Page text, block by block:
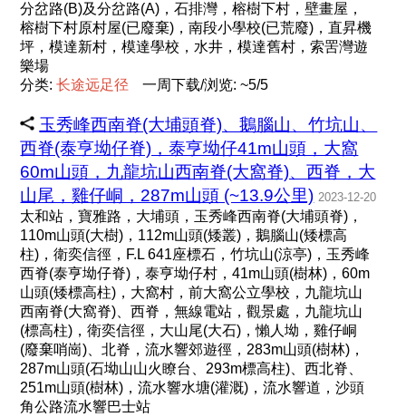
分岔路(B)及分岔路(A)，石排灣，榕樹下村，壁畫屋，
榕樹下村原村屋(已廢棄)，南段小學校(已荒廢)，直昇機
坪，模達新村，模達學校，水井，模達舊村，索罟灣遊
樂場
分类:长途远足径 一周下载/浏览: ~5/5
玉秀峰西南脊(大埔頭脊)、鵝腦山、竹坑山、
西脊(泰亨坳仔脊)，泰亨坳仔41m山頭，大窩
60m山頭，九龍坑山西南脊(大窩脊)、西脊，大
山尾，雞仔峒，287m山頭 (~13.9公里) 2023-12-20
太和站，寶雅路，大埔頭，玉秀峰西南脊(大埔頭脊)，
110m山頭(大樹)，112m山頭(矮叢)，鵝腦山(矮標高
柱)，衛奕信徑，F.L 641座標石，竹坑山(涼亭)，玉秀峰
西脊(泰亨坳仔脊)，泰亨坳仔村，41m山頭(樹林)，60m
山頭(矮標高柱)，大窩村，前大窩公立學校，九龍坑山
西南脊(大窩脊)、西脊，無線電站，觀景處，九龍坑山
(標高柱)，衛奕信徑，大山尾(大石)，懶人坳，雞仔峒
(廢棄哨崗)、北脊，流水響郊遊徑，283m山頭(樹林)，
287m山頭(石坳山山火瞭台、293m標高柱)、西北脊、
251m山頭(樹林)，流水響水塘(灌溉)，流水響道，沙頭
角公路流水響巴士站